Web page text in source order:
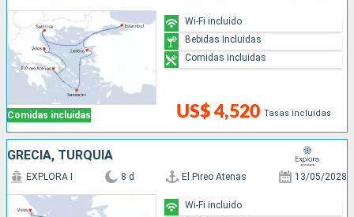
Comidas incluidas US$ 4,520 Tasas incluidas
Wi-Fi incluido
Bebidas Incluidas
Comidas incluidas
GRECIA, TURQUÍA
EXPLORA I 8 d El Pireo Atenas 13/05/2028
Wi-Fi incluido